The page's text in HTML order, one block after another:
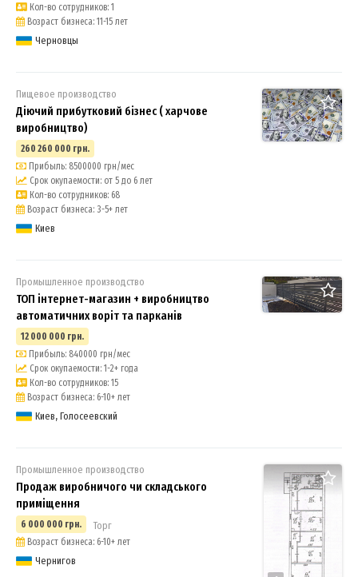
Кол-во сотрудников: 1
Возраст бизнеса: 11-15 лет
Черновцы
Пищевое производство
Діючий прибутковий бізнес ( харчове
виробництво)
260 260 000 грн.
Прибыль: 8500000 грн/мес
Срок окупаемости: от 5 до 6 лет
Кол-во сотрудников: 68
Возраст бизнеса: 3-5+ лет
Киев
Промышленное производство
ТОП інтернет-магазин + виробництво
автоматичних воріт та парканів
12 000 000 грн.
Прибыль: 840000 грн/мес
Срок окупаемости: 1-2+ года
Кол-во сотрудников: 15
Возраст бизнеса: 6-10+ лет
Киев, Голосеевский
Промышленное производство
Продаж виробничого чи складського
приміщення
6 000 000 грн. Торг
Возраст бизнеса: 6-10+ лет
Чернигов